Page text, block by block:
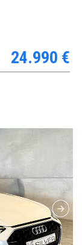
24.990 €